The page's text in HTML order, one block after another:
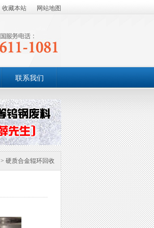
收藏本站 网站地图
联系我们
> 硬质合金辊环回收